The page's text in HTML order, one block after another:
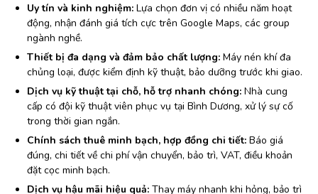
Uy tín và kinh nghiệm: Lựa chọn đơn vị có nhiều năm hoạt
động, nhận đánh giá tích cực trên Google Maps, các group
ngành nghề.
Thiết bị đa dạng và đảm bảo chất lượng: Máy nén khí đa
chủng loại, được kiểm định kỹ thuật, bảo dưỡng trước khi giao.
Dịch vụ kỹ thuật tại chỗ, hỗ trợ nhanh chóng: Nhà cung
cấp có đội kỹ thuật viên phục vụ tại Bình Dương, xử lý sự cố
trong thời gian ngắn.
Chính sách thuê minh bạch, hợp đồng chi tiết: Báo giá
đúng, chi tiết về chi phí vận chuyển, bảo trì, VAT, điều khoản
đặt cọc minh bạch.
Dịch vụ hậu mãi hiệu quả: Thay máy nhanh khi hỏng, bảo trì